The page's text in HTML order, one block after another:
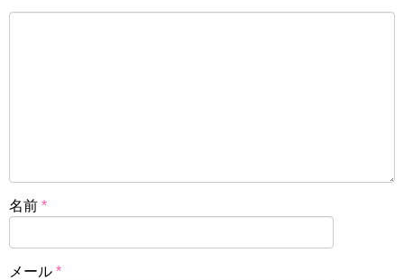
名前 *
メール *